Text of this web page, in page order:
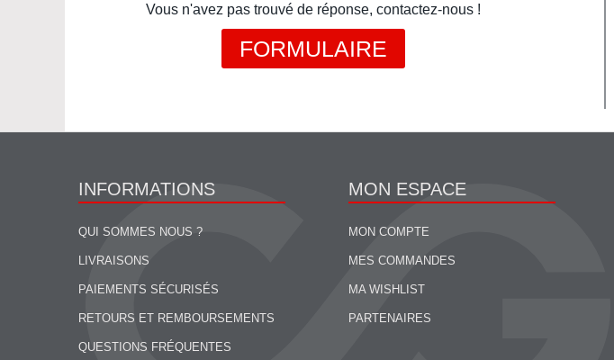
Vous n'avez pas trouvé de réponse, contactez-nous !
FORMULAIRE
INFORMATIONS
QUI SOMMES NOUS ?
LIVRAISONS
PAIEMENTS SÉCURISÉS
RETOURS ET REMBOURSEMENTS
QUESTIONS FRÉQUENTES
MON ESPACE
MON COMPTE
MES COMMANDES
MA WISHLIST
PARTENAIRES